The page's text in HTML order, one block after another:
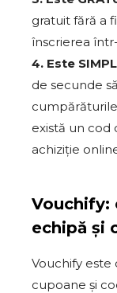
gratuit fără a
înscrierea
4. Este
de secunde
există un cod
achiziție
Vouchify:
echipă și
Vouchify
cupoane și